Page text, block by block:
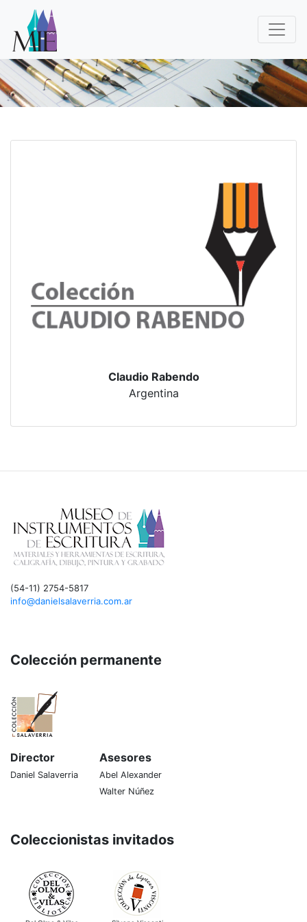
Claudio Rabendo
Argentina
(54-11) 2754-5817
info@danielsalaverria.com.ar
Colección permanente
Director Asesores
Daniel Salaverria
Abel Alexander
Walter Núñez
Coleccionistas invitados